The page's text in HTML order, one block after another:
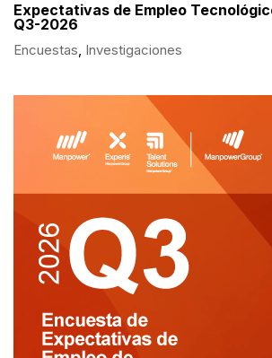
Expectativas de Empleo
Q3-2026
Encuestas, Investigaciones